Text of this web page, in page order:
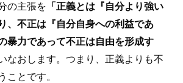
の主張を 「正義とは『自分より強い
、不正は『自分自身への利益であ
暴力であって不正は自由を形成す
なおします。つまり、正義よりも不
ことです。